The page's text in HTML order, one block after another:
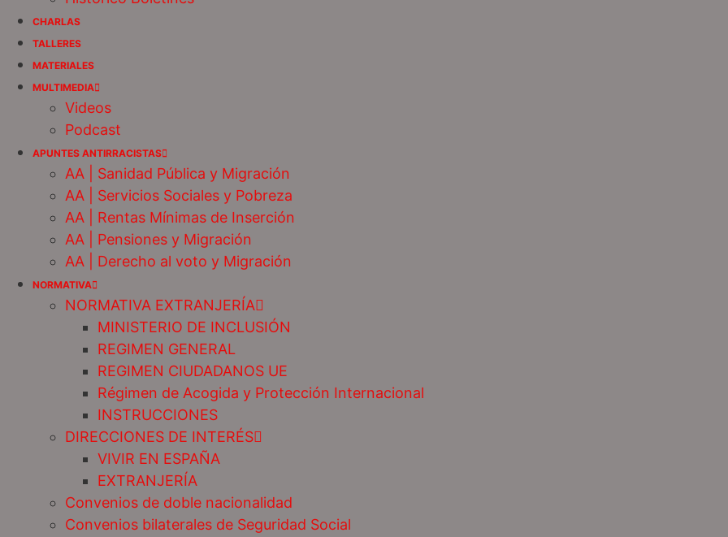
CHARLAS
TALLERES
MATERIALES
MULTIMEDIA
Videos
Podcast
APUNTES ANTIRRACISTAS
AA | Sanidad Pública y Migración
AA | Servicios Sociales y Pobreza
AA | Rentas Mínimas de Inserción
AA | Pensiones y Migración
AA | Derecho al voto y Migración
NORMATIVA
NORMATIVA EXTRANJERÍA
MINISTERIO DE INCLUSIÓN
REGIMEN GENERAL
REGIMEN CIUDADANOS UE
Régimen de Acogida y Protección Internacional
INSTRUCCIONES
DIRECCIONES DE INTERÉS
VIVIR EN ESPAÑA
EXTRANJERÍA
Convenios de doble nacionalidad
Convenios bilaterales de Seguridad Social